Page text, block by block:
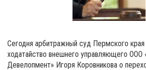
Сегодня арбитражный суд Пермского
ходатайство внешнего управляющего ООО
Девелопмент» Игоря Коровникова о